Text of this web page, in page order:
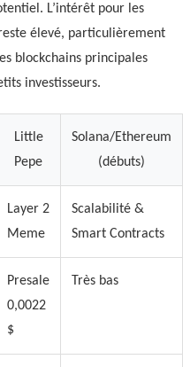
L’intérêt pour les
élevé, particulièrement
blockchains principales
investisseurs.
Little
Pepe
Solana/Ethereum
(débuts)
Layer 2
Meme
Scalabilité &
Smart Contracts
Presale
0,0022
$
Très bas